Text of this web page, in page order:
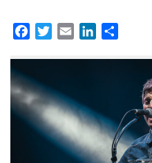
FacebookTwitterEmail LinkedIn